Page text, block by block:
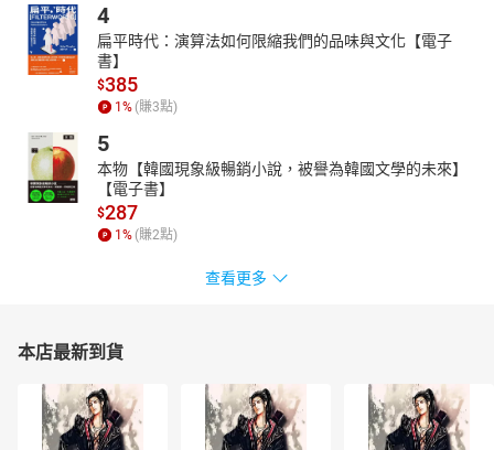
4
扁平時代：演算法如何限縮我們的品味與文化【電子
書】
$385
1% (賺3點)
5
本物【韓國現象級暢銷小說，被譽為韓國文學的未來】
【電子書】
$287
1% (賺2點)
查看更多
本店最新到貨